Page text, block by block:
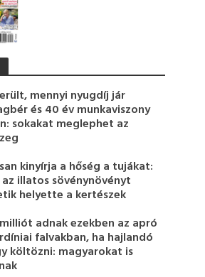
mennyi nyugdíj jár
és 40 év munkaviszony
sokakat meglephet az
kinyírja a hőség a tujákat:
illatos sövénynövényt
helyette a kertészek
adnak ezekben az apró
falvakban, ha hajlandó
költözni: magyarokat is